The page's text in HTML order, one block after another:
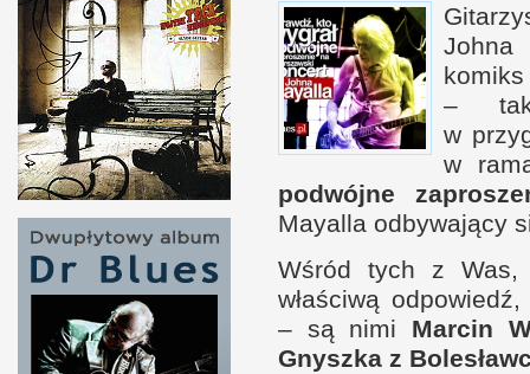
Johna
–
w p
w r
podwójne
Mayalla odbywający
Wśród tych z Was,
właściwą
– są nimi Marcin
Gnyszka z B